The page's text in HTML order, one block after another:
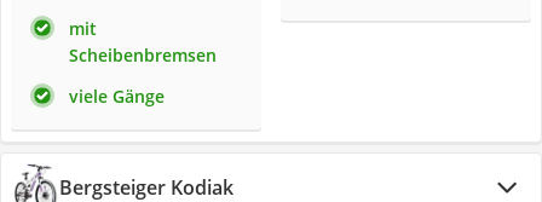
mit
Scheibenbremsen
viele Gänge
Bergsteiger Kodiak